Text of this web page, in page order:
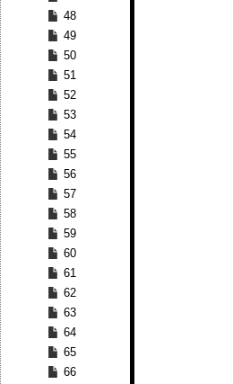
48
49
50
51
52
53
54
55
56
57
58
59
60
61
62
63
64
65
66